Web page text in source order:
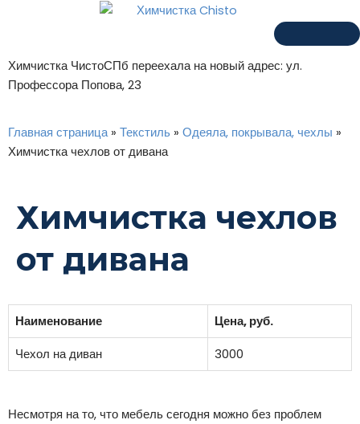
Химчистка ЧистоСПб переехала на новый адрес: ул.
Профессора Попова, 23
Главная страница» Текстиль » Одеяла, покрывала, чехлы »
Химчистка чехлов от дивана
Химчистка чехлов
от дивана
Наименование Цена, руб.
Чехол на диван 3000
Несмотря на то, что мебель сегодня можно без проблем